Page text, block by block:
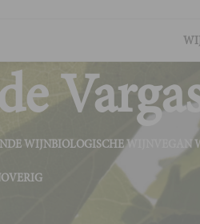
WIJNBIOLOGISCHE WIJN VEGAN
OVERIG
Tonen